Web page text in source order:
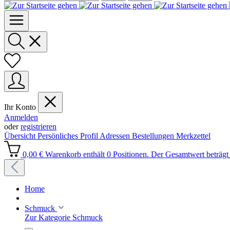
Ihr Konto
Anmelden
oderregistrieren
Übersicht Persönliches Profil Adressen Bestellungen Merkzettel
0,00 € Warenkorb enthält 0 Positionen. Der Gesamtwert
Home
Schmuck
Zur Kategorie Schmuck